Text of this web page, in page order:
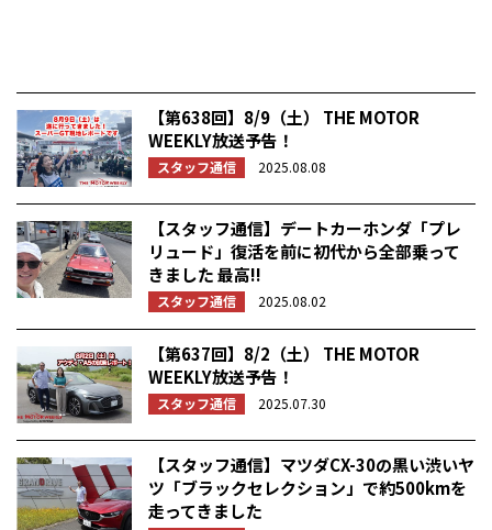
【第638回】8/9（土） THE MOTOR
WEEKLY放送予告！
スタッフ通信 2025.08.08
【スタッフ通信】デートカーホンダ「プレ
リュード」復活を前に初代から全部乗って
きました 最高!!
スタッフ通信 2025.08.02
【第637回】8/2（土） THE MOTOR
WEEKLY放送予告！
スタッフ通信 2025.07.30
【スタッフ通信】マツダCX-30の黒い渋いヤ
ツ「ブラックセレクション」で約500kmを
走ってきました